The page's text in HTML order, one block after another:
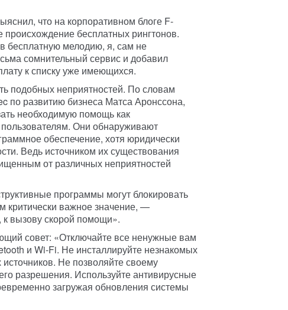
что на корпоративном блоге F-
бесплатных рингтонов.
бесплатную мелодию, я, сам не
сомнительный сервис и добавил
к списку уже имеющихся.
подобных неприятностей. По словам
по развитию бизнеса Матса Аронссона,
необходимую помощь как
Они обнаруживают
обеспечение, хотя юридически
Ведь источником их существования
от различных неприятностей
программы могут блокировать
критически важное значение, —
вызову скорой помощи».
совет: «Отключайте все ненужные вам
и Wi-Fi. Не инсталлируйте незнакомых
Не позволяйте своему
разрешения. Используйте антивирусные
загружая обновления системы